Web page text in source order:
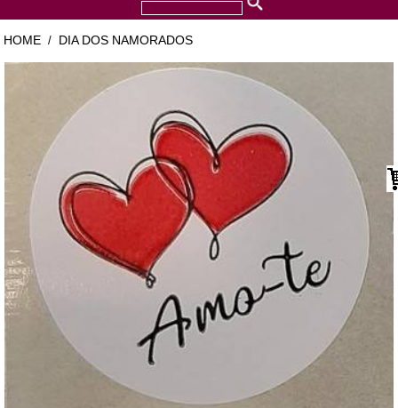
HOME / DIA DOS NAMORADOS